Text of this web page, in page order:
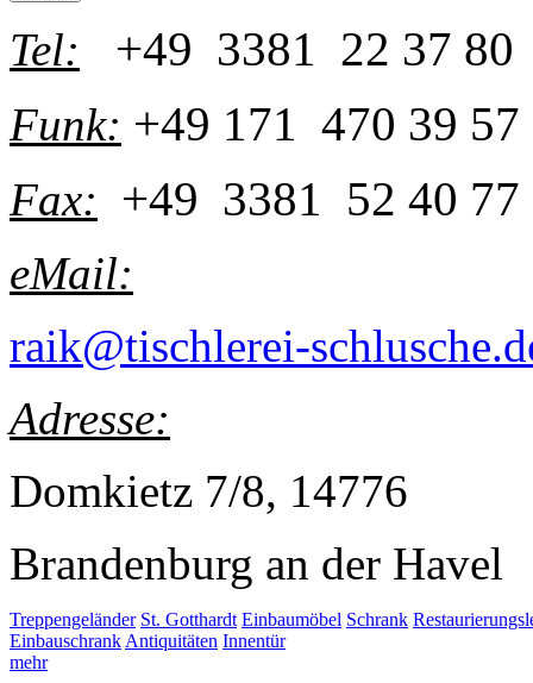
Tel: +49 3381 22 37 80
Funk: +49 171 470 39 57
Fax: +49 3381 52 40 77
eMail:
raik@tischlerei-
Adresse:
Domkietz 7/8, 14776
Brandenburg an der Havel
Treppengeländer St. Gotthardt Einbaumöbel Schrank
Einbauschrank Antiquitäten Innentür
mehr